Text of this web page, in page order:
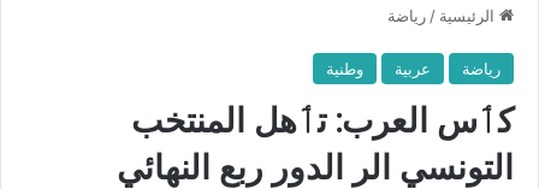
الرئيسية / رياضة
رياضة عربية وطنية
كٲس العرب: تٲهل المنتخب
التونسي الر الدور ربع النهائي